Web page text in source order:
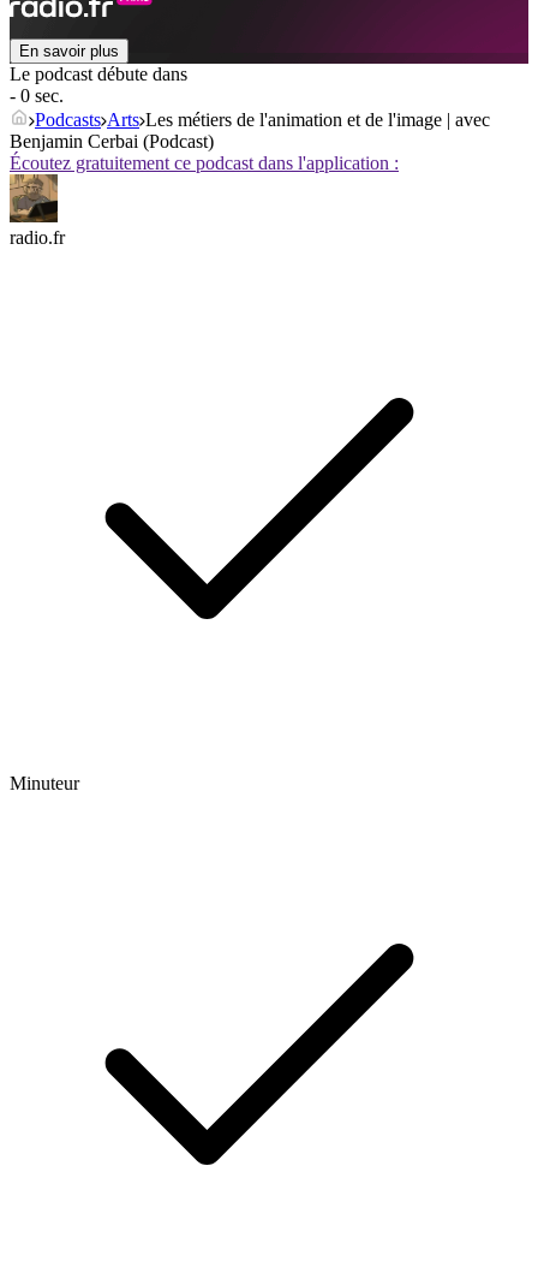
En savoir plus
Le podcast débute dans
- 0 sec.
Podcasts Arts Les métiers de l'animation et de l'image | avec
Benjamin Cerbai (Podcast)
Écoutez gratuitement ce podcast dans l'application :
radio.fr
Minuteur